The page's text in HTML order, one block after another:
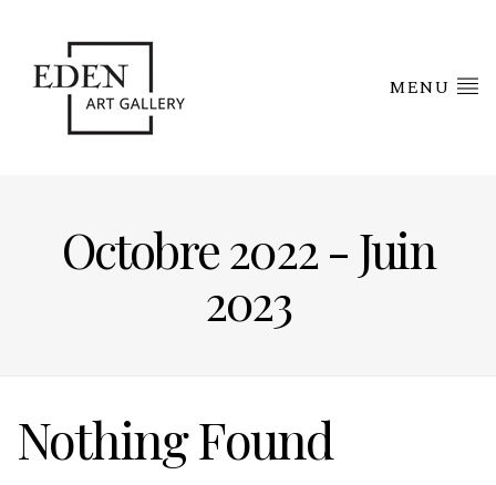
MENU
Octobre 2022 - Juin
2023
Nothing Found